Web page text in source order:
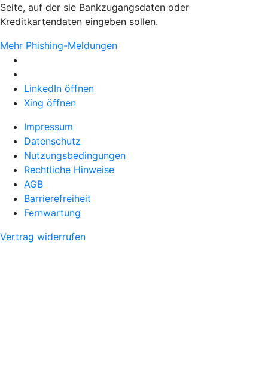
Seite, auf der sie Bankzugangsdaten oder
Kreditkartendaten eingeben sollen.
Mehr Phishing-Meldungen
LinkedIn öffnen
Xing öffnen
Impressum
Datenschutz
Nutzungsbedingungen
Rechtliche Hinweise
AGB
Barrierefreiheit
Fernwartung
Vertrag widerrufen